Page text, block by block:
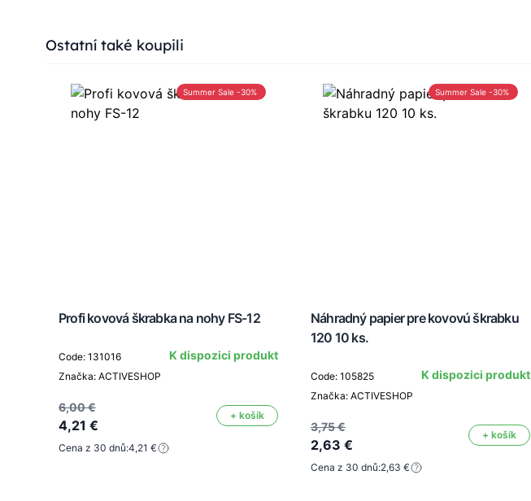
Press to skip carousel
Ostatní také koupili
Summer Sale -30%
Profi kovová škrabka na nohy FS-12
Code: 131016
Značka: ACTIVESHOP
K dispozici produkt
6,00 €
4,21 €
+ košík
Cena z 30 dnů:4,21 €
Summer Sale -30%
Náhradný papier pre kovovú škrabku
120 10 ks.
Code: 105825
Značka: ACTIVESHOP
K dispozici produkt
3,75 €
2,63 €
+ košík
Cena z 30 dnů:2,63 €